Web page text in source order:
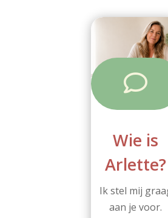

Wie is
Arlette?
Ik stel mij
aan je voor.